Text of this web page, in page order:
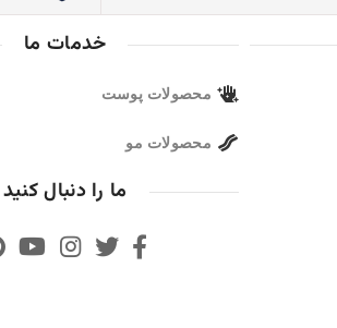
خدمات ما
محصولات پوست
محصولات مو
ما را دنبال کنید